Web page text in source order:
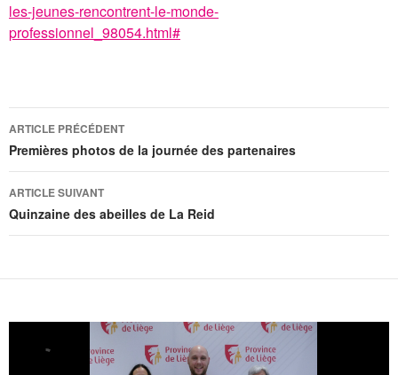
les-jeunes-rencontrent-le-monde-
professionnel_98054.html#
Navigation
des
articles
ARTICLE PRÉCÉDENT
Premières photos de la journée des partenaires
ARTICLE SUIVANT
Quinzaine des abeilles de La Reid